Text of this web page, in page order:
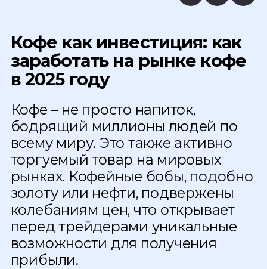
Кофе как инвестиция: как
заработать на рынке кофе
в 2025 году
Кофе – не просто напиток,
бодрящий миллионы людей по
всему миру. Это также активно
торгуемый товар на мировых
рынках. Кофейные бобы, подобно
золоту или нефти, подвержены
колебаниям цен, что открывает
перед трейдерами уникальные
возможности для получения
прибыли.